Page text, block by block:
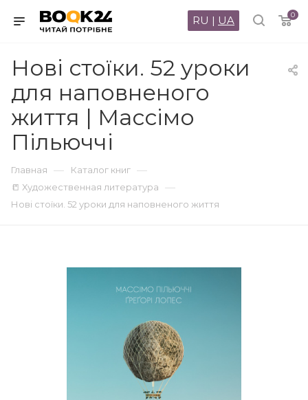
0
RU | UA
Нові стоїки. 52 уроки
для наповненого
життя | Массімо
Пільюччі
Главная — Каталог книг —
📒 Художественная литература —
Нові стоїки. 52 уроки для наповненого життя